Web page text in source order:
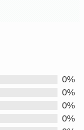
0%
0%
0%
0%